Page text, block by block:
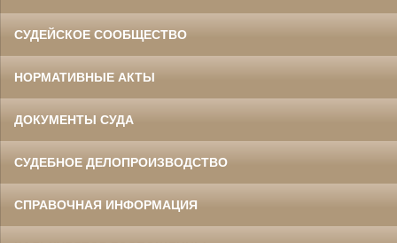
СУДЕЙСКОЕ СООБЩЕСТВО
НОРМАТИВНЫЕ АКТЫ
ДОКУМЕНТЫ СУДА
СУДЕБНОЕ ДЕЛОПРОИЗВОДСТВО
СПРАВОЧНАЯ ИНФОРМАЦИЯ